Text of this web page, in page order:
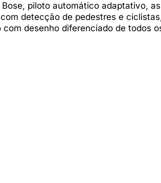
piloto automático adaptativo,
detecção de pedestres e
desenho diferenciado de todos